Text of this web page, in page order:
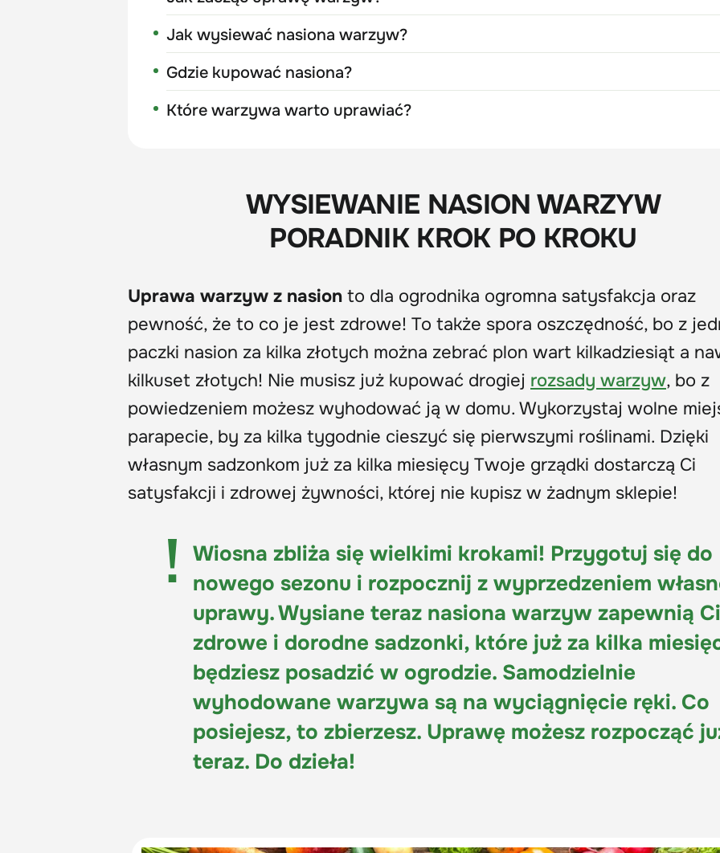
Jak wysiewać nasiona warzyw?
Gdzie kupować nasiona?
Które warzywa warto uprawiać?
WYSIEWANIE NASION WARZYW
PORADNIK KROK PO KROKU
Uprawa warzyw z nasion to dla ogrodnika ogromna satysfakcja oraz
pewność, że to co je jest zdrowe! To także spora oszczędność, bo z
paczki nasion za kilka złotych można zebrać plon wart kilkadziesiąt a
kilkuset złotych! Nie musisz już kupować drogiej rozsady warzyw, bo z
powiedzeniem możesz wyhodować ją w domu. Wykorzystaj wolne
parapecie, by za kilka tygodnie cieszyć się pierwszymi roślinami. Dzięki
własnym sadzonkom już za kilka miesięcy Twoje grządki dostarczą Ci
satysfakcji i zdrowej żywności, której nie kupisz w żadnym sklepie!
Wiosna zbliża się wielkimi krokami! Przygotuj się do
nowego sezonu i rozpocznij z wyprzedzeniem
uprawy. Wysiane teraz nasiona warzyw zapewnią Ci
zdrowe i dorodne sadzonki, które już za kilka
będziesz posadzić w ogrodzie. Samodzielnie
wyhodowane warzywa są na wyciągnięcie ręki. Co
posiejesz, to zbierzesz. Uprawę możesz rozpocząć
teraz. Do dzieła!